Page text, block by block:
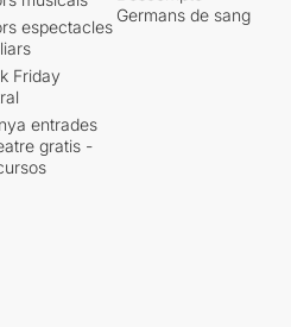
espectacles
Friday
entrades
gratis -
Germans de sang